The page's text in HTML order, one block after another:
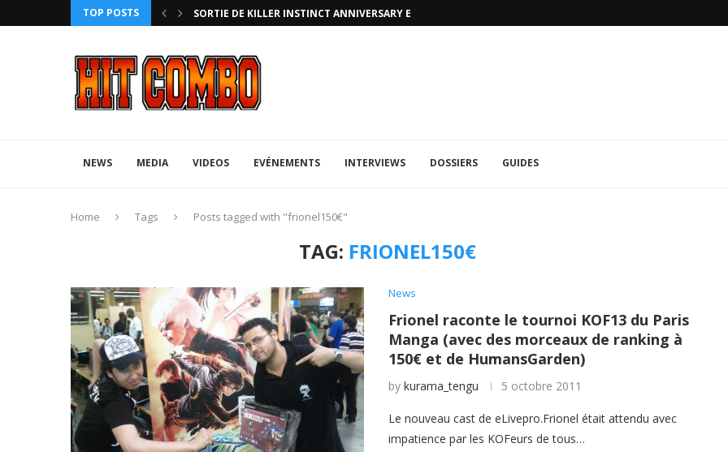
TOP POSTS
AVEC ROLLBACK... SORTIE DE KILLER INSTINCT ANNIVERSARY EDITION
NEWS MEDIA VIDEOS EVÉNEMENTS INTERVIEWS DOSSIERS GUIDES
Home Tags Posts tagged with "frionel150€"
TAG: FRIONEL150€
News
Frionel raconte le tournoi KOF13 du Paris
Manga (avec des morceaux de ranking à
150€ et de HumansGarden)
by kurama_tengu 5 octobre 2011
Le nouveau cast de eLivepro.Frionel était attendu avec
impatience par les KOFeurs de tous…